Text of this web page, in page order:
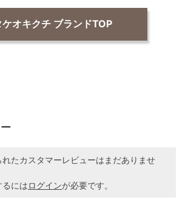
ケオキクチ ブランドTOP
れたカスタマーレビューはまだありませ
るにはログインが必要です。